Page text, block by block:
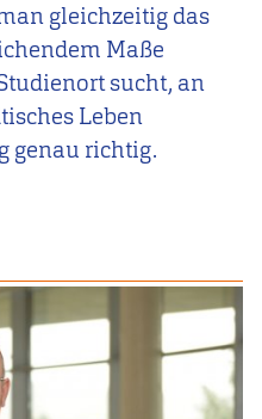
gleichzeitig das
Maße
sucht, an
Leben
genau richtig.